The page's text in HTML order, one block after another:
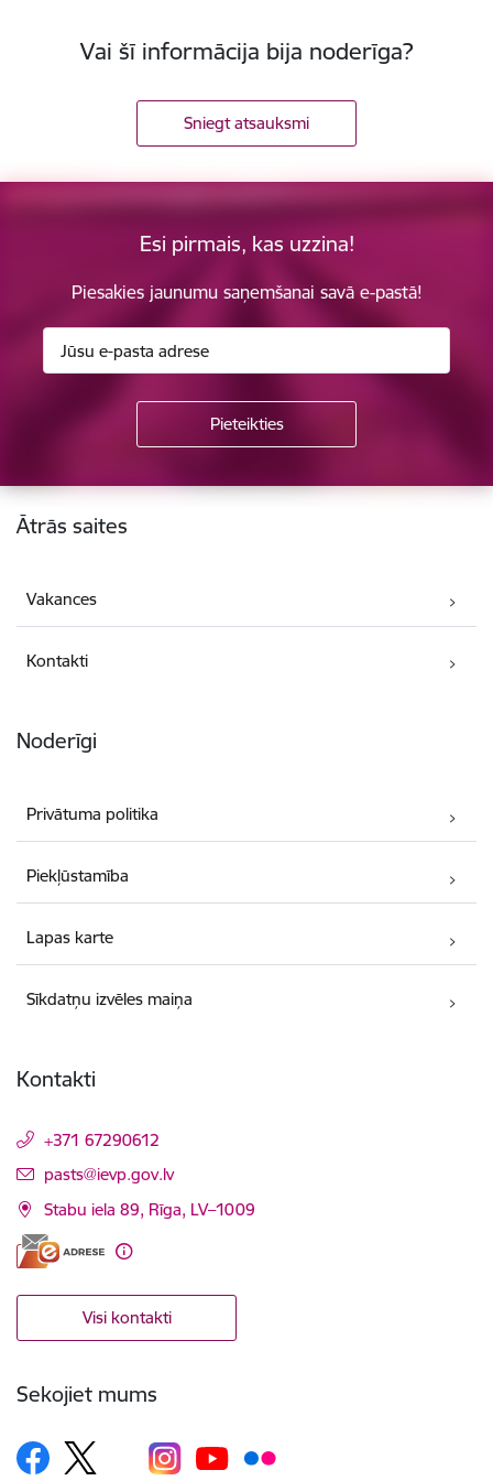
Vai šī informācija bija noderīga?
Sniegt atsauksmi
Esi pirmais, kas uzzina!
Piesakies jaunumu saņemšanai savā e-pastā!
Kājene
Ātrās saites
Vakances
Kontakti
Noderīgi
Privātuma politika
Piekļūstamība
Lapas karte
Sīkdatņu izvēles maiņa
Kontakti
+371 67290612
E-pasts:
pasts@ievp.gov.lv
Stabu iela 89, Rīga, LV–1009
Visi kontakti
Sekojiet mums